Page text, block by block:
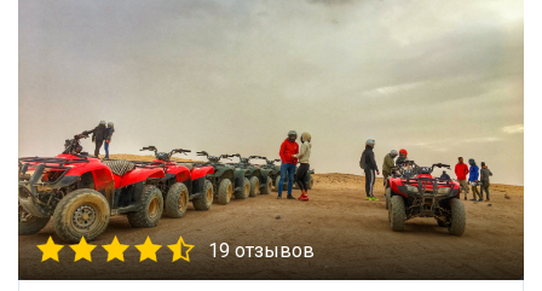
19 отзывов